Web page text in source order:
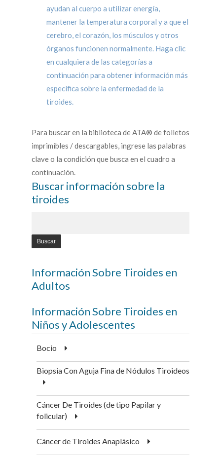
ayudan al cuerpo a utilizar energía,
mantener la temperatura corporal y a que el
cerebro, el corazón, los músculos y otros
órganos funcionen normalmente. Haga clic
en cualquiera de las categorías a
continuación para obtener información más
específica sobre la enfermedad de la
tiroides.
Para buscar en la biblioteca de ATA® de folletos
imprimibles / descargables, ingrese las palabras
clave o la condición que busca en el cuadro a
continuación.
Buscar información sobre la
tiroides
Información Sobre Tiroides en
Adultos
Información Sobre Tiroides en
Niños y Adolescentes
Bocio
Biopsia Con Aguja Fina de Nódulos Tiroideos
Cáncer De Tiroides (de tipo Papilar y
folicular)
Cáncer de Tiroides Anaplásico